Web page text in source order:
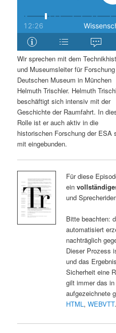
n
Wir sprechen mit dem
und Museumsleiter für
Deutschen Museum in München
Helmuth Trischler. Helmuth
beschäftigt sich intensiv mit der
Geschichte der Raumfahrt. In
Rolle ist er auch aktiv in die
historischen Forschung der ESA
mit eingebunden.
Für diese
ein
und
Bitte beachten:
automatisiert
nachträglich
Dieser Prozess
und das
Sicherheit eine
gilt immer das
aufgezeichnete
HTML, WEBVTT.